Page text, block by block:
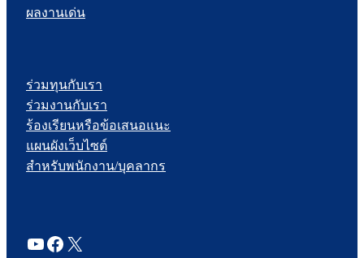
ผลงานเด่น
ร่วมทุนกับเรา
ร่วมงานกับเรา
ร้องเรียนหรือข้อเสนอแนะ
แผนผังเว็บไซต์
สำหรับพนักงาน/บุคลากร
YouTube
Facebook
X